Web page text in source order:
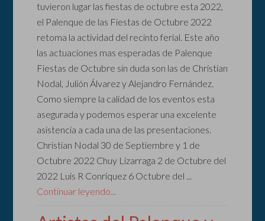
tuvieron lugar las fiestas de octubre esta 2022,
el Palenque de las Fiestas de Octubre 2022
retoma la actividad del recinto ferial. Este año
las actuaciones mas esperadas de Palenque
Fiestas de Octubre sin duda son las de Christian
Nodal, Julión Álvarez y Alejandro Fernández.
Como siempre la calidad de los eventos esta
asegurada y podemos esperar una excelente
asistencia a cada una de las presentaciones.
Christian Nodal 30 de Septiembre y 1 de
Octubre 2022 Chuy Lizarraga 2 de Octubre del
2022 Luis R Conriquez 6 Octubre del ...
Continuar leyendo...